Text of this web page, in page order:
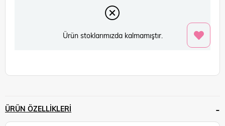
Ürün stoklarımızda kalmamıştır.
ÜRÜN ÖZELLIKLERI